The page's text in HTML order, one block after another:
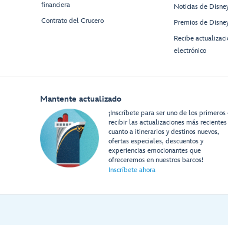
financiera
Contrato del Crucero
Noticias de
Premios de
Recibe
electrónico
Mantente actualizado
¡Inscríbete para ser uno de los primeros
recibir las actualizaciones más recientes
cuanto a itinerarios y destinos nuevos,
ofertas especiales, descuentos y
experiencias emocionantes que
ofreceremos en nuestros barcos!
Inscríbete ahora